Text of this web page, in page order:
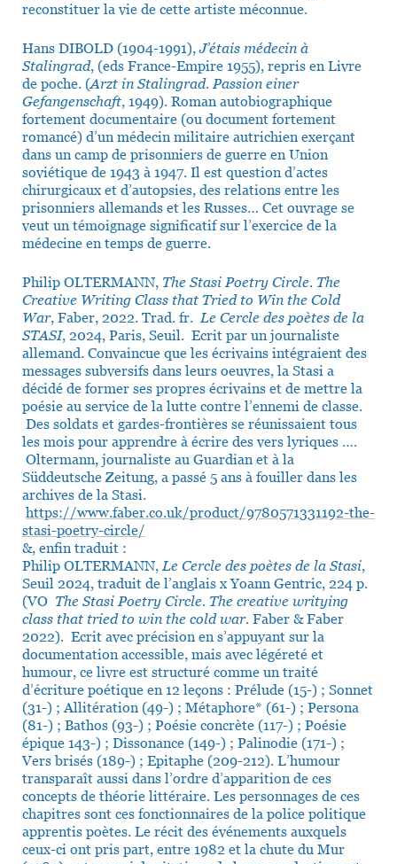
reconstituer la vie de cette artiste méconnue.
Hans DIBOLD (1904-1991),J’étais médecin à
Stalingrad, (eds France-Empire 1955), repris en Livre
de poche. (Arzt in Stalingrad. Passion einer
Gefangenschaft, 1949). Roman autobiographique
fortement documentaire (ou document fortement
romancé) d’un médecin militaire autrichien exerçant
dans un camp de prisonniers de guerre en Union
soviétique de 1943 à 1947. Il est question d’actes
chirurgicaux et d’autopsies, des relations entre les
prisonniers allemands et les Russes… Cet ouvrage se
veut un témoignage significatif sur l’exercice de la
médecine en temps de guerre.
Philip OLTERMANN, The Stasi Poetry Circle. The
Creative Writing Class that Tried to Win the Cold
War, Faber, 2022. Trad. fr. Le Cercle des poètes de la
STASI, 2024, Paris, Seuil. Ecrit par un journaliste
allemand. Convaincue que les écrivains intégraient des
messages subversifs dans leurs oeuvres, la Stasi a
décidé de former ses propres écrivains et de mettre la
poésie au service de la lutte contre l’ennemi de classe.
Des soldats et gardes-frontières se réunissaient tous
les mois pour apprendre à écrire des vers lyriques ….
Oltermann, journaliste au Guardian et à la
Süddeutsche Zeitung, a passé 5 ans à fouiller dans les
archives de la Stasi.
https://www.faber.co.uk/product/9780571331192-the-
stasi-poetry-circle/
&, enfin traduit :
Philip OLTERMANN, Le Cercle des poètes de la Stasi,
Seuil 2024, traduit de l’anglais x Yoann Gentric, 224 p.
(VO The Stasi Poetry Circle. The creative writying
class that tried to win the cold war. Faber & Faber
2022). Ecrit avec précision en s’appuyant sur la
documentation accessible, mais avec légéreté et
humour, ce livre est structuré comme un traité
d’écriture poétique en 12 leçons : Prélude (15-) ; Sonnet
(31-) ; Allitération (49-) ; Métaphore* (61-) ; Persona
(81-) ; Bathos (93-) ; Poésie concrète (117-) ; Poésie
épique 143-) ; Dissonance (149-) ; Palinodie (171-) ;
Vers brisés (189-) ; Epitaphe (209-212). L’humour
transparaît aussi dans l’ordre d’apparition de ces
concepts de théorie littéraire. Les personnages de ces
chapitres sont ces fonctionnaires de la police politique
apprentis poètes. Le récit des événements auxquels
ceux-ci ont pris part, entre 1982 et la chute du Mur